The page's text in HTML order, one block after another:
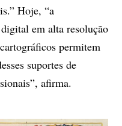
Hoje, “a
em alta resolução
permitem
suportes de
afirma.